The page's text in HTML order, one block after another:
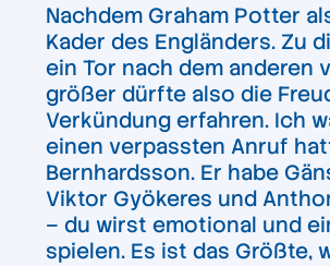
Nachdem Graham Potter
Kader des Engländers. Zu
ein Tor nach dem anderen
größer dürfte also die
Verkündung erfahren. Ich
einen verpassten Anruf
Bernhardsson. Er habe
Viktor Gyökeres und
– du wirst emotional und
spielen. Es ist das Größte,